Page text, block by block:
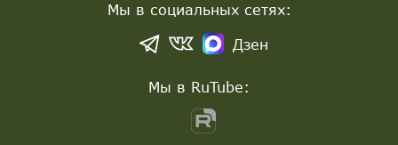
Мы в социальных сетях:
Дзен
Мы в RuTube: